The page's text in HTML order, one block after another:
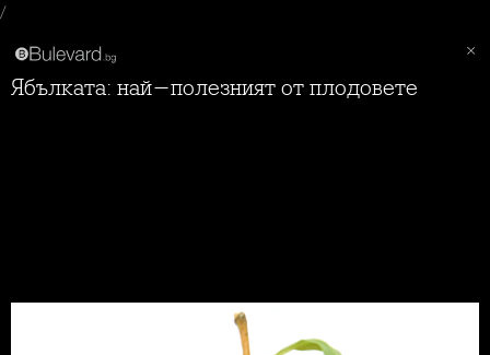
/
Ябълката: най-полезният от плодовете